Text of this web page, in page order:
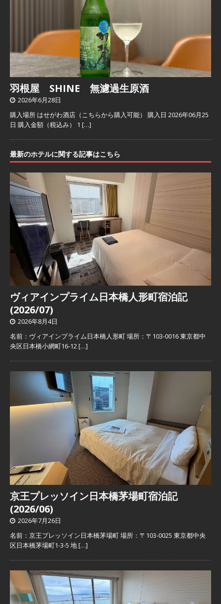
羽根屋 SHINE 無濾過生原酒
2026年6月28日
購入場所 はせがわ酒店（こちらから購入可能） 購入日 2026年06月25
日 購入金額（税込み） 1 […]
最新のホテルに関する記事はこちら
ヴィアインプライム日本橋人形町宿泊記
(2026/07)
2026年8月4日
名前：ヴィアインプライム日本橋人形町 場所：〒103-0016 東京都中
央区日本橋小網町16-12[…]
京王プレッソイン日本橋茅場町宿泊記
(2026/06)
2026年7月26日
名前：京王プレッソイン日本橋茅場町 場所：〒103-0025 東京都中央
区日本橋茅場町1-3-5 地[…]